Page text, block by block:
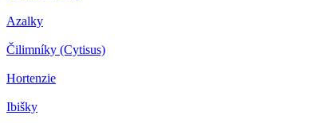
Azalky
Čilimníky (Cytisus)
Hortenzie
Ibišky